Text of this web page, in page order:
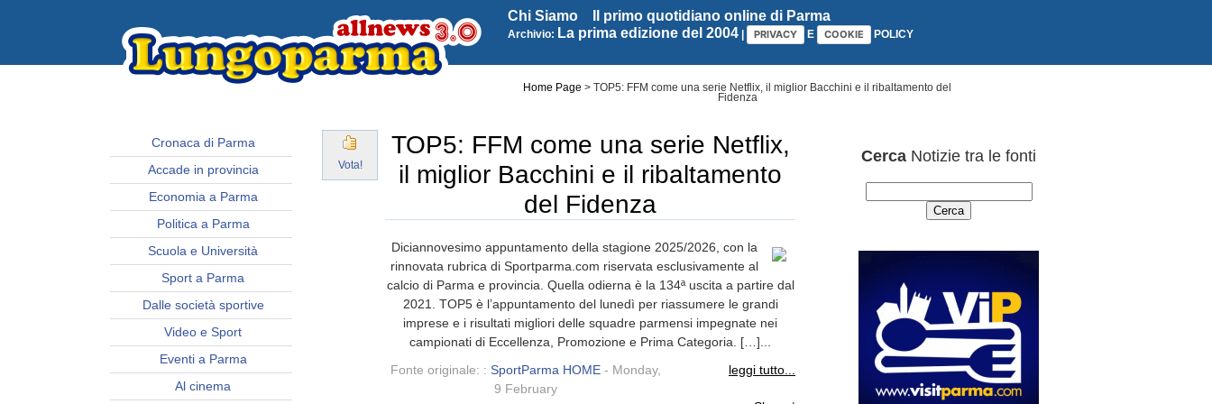
Chi Siamo Il primo quotidiano online di Parma
Archivio: La prima edizione del 2004 | PRIVACY E COOKIE POLICY
Home Page > TOP5: FFM come una serie Netflix, il miglior Bacchini e il ribaltamento del
Fidenza
Cronaca di Parma
Accade in provincia
Economia a Parma
Politica a Parma
Scuola e Università
Sport a Parma
Dalle società sportive
Video e Sport
Eventi a Parma
Al cinema
Vota!
TOP5: FFM come una serie Netflix,
il miglior Bacchini e il ribaltamento
del Fidenza
Diciannovesimo appuntamento della stagione 2025/2026, con la
rinnovata rubrica di Sportparma.com riservata esclusivamente al
calcio di Parma e provincia. Quella odierna è la 134ª uscita a partire dal
2021. TOP5 è l’appuntamento del lunedì per riassumere le grandi
imprese e i risultati migliori delle squadre parmensi impegnate nei
campionati di Eccellenza, Promozione e Prima Categoria. […]...
leggi tutto...
Fonte originale: : SportParma HOME- Monday,
9 February
Cerca Notizie tra le fonti